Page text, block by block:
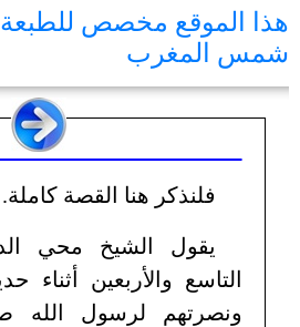
هذا الموقع مخصص
شمس المغرب
فلنذكر هنا القصة كاملة.
يقول الشيخ محي
التاسع والأربعين أثناء
ونصرتهم لرسول الله